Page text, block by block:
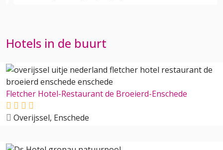
Hotels in de buurt
Fletcher Hotel-Restaurant de Broeierd-Enschede
Overijssel, Enschede